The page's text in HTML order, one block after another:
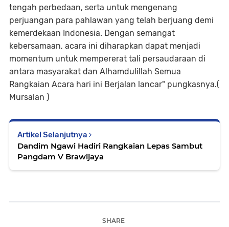
tengah perbedaan, serta untuk mengenang
perjuangan para pahlawan yang telah berjuang demi
kemerdekaan Indonesia. Dengan semangat
kebersamaan, acara ini diharapkan dapat menjadi
momentum untuk mempererat tali persaudaraan di
antara masyarakat dan Alhamdulillah Semua
Rangkaian Acara hari ini Berjalan lancar" pungkasnya.(
Mursalan )
Artikel Selanjutnya
Dandim Ngawi Hadiri Rangkaian Lepas Sambut
Pangdam V Brawijaya
SHARE